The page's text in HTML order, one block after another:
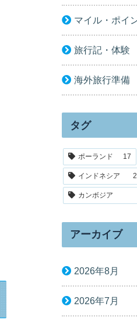
マイル・ポイ
旅行記・体験
海外旅行準備
タグ
ポーランド 17
インドネシア 2
カンボジア
アーカイブ
2026年8月
2026年7月